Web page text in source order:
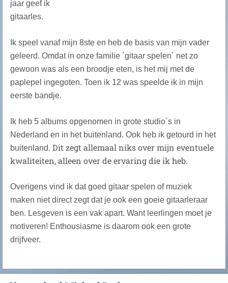
jaar geef ik
gitaarles.
Ik speel vanaf mijn 8ste en heb de basis van mijn vader
geleerd. Omdat in onze familie ´gitaar spelen´ net zo
gewoon was als een broodje eten, is het mij met de
paplepel ingegoten. Toen ik 12 was speelde ik in mijn
eerste bandje.
Ik heb 5 albums opgenomen in grote studio´s in
Nederland en in het buitenland. Ook heb ik getourd in het
buitenland. Dit zegt allemaal niks over mijn eventuele
kwaliteiten, alleen over de ervaring die ik heb.
Overigens vind ik dat goed gitaar spelen of muziek
maken niet direct zegt dat je ook een goeie gitaarleraar
ben. Lesgeven is een vak apart. Want leerlingen moet je
motiveren! Enthousiasme is daarom ook een grote
drijfveer.